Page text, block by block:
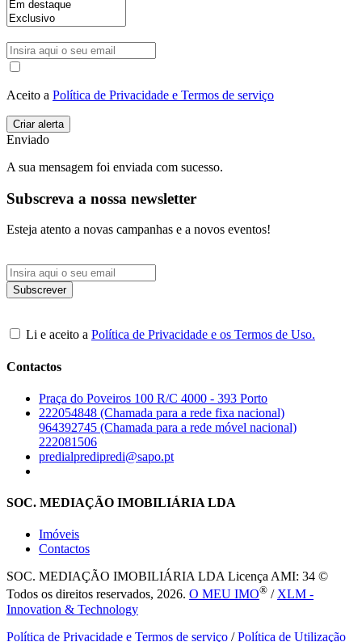
Aceito a Política de Privacidade e Termos de serviço
Enviado
A sua mensagem foi enviada com sucesso.
Subscreva a nossa newsletter
Esteja atento a novas campanhas e a novos eventos!
Li e aceito a Política de Privacidade e os Termos de Uso.
Contactos
Praça do Poveiros 100 R/C 4000 - 393 Porto
222054848 (Chamada para a rede fixa nacional)
964392745 (Chamada para a rede móvel nacional)
222081506
predialpredipredi@sapo.pt
SOC. MEDIAÇÃO IMOBILIÁRIA LDA
Imóveis
Contactos
SOC. MEDIAÇÃO IMOBILIÁRIA LDA Licença AMI: 34 ©
Todos os direitos reservados, 2026. O MEU IMO® /XLM -
Innovation & Technology
Política de Privacidade e Termos de serviço /Política de Utilização